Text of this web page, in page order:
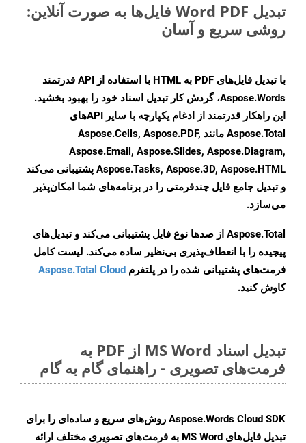
تبدیل Word PDF فایل‌ها به صورت آنلاین:
روشی سریع و آسان
با تبدیل فایل‌های PDF به HTML با استفاده از API قدرتمند
Aspose.Words، گردش کار تبدیل اسناد خود را بهبود بخشید.
این راهکار قدرتمند از ادغام یکپارچه با سایر APIهای
Aspose.Total مانند Aspose.Cells, Aspose.PDF,
Aspose.Email, Aspose.Slides, Aspose.Diagram,
Aspose.Tasks, Aspose.3D, Aspose.HTML پشتیبانی می‌کند
و تبدیل جامع فایل چندفرمتی را در برنامه‌های شما امکان‌پذیر
می‌سازد.
Aspose.Total از صدها نوع فایل پشتیبانی می‌کند و تبدیل‌های
پیچیده را با انعطاف‌پذیری بی‌نظیر ساده می‌کند. لیست کامل
فرمت‌های پشتیبانی شده را در پلتفرم Aspose.Total Cloud
کاوش کنید.
تبدیل اسناد MS Word از PDF به
فرمت‌های تصویری - راهنمای گام به گام
Aspose.Words Cloud SDK روش‌های سریع و ساده‌ای را برای
تبدیل فایل‌های MS Word به فرمت‌های تصویری مختلف ارائه